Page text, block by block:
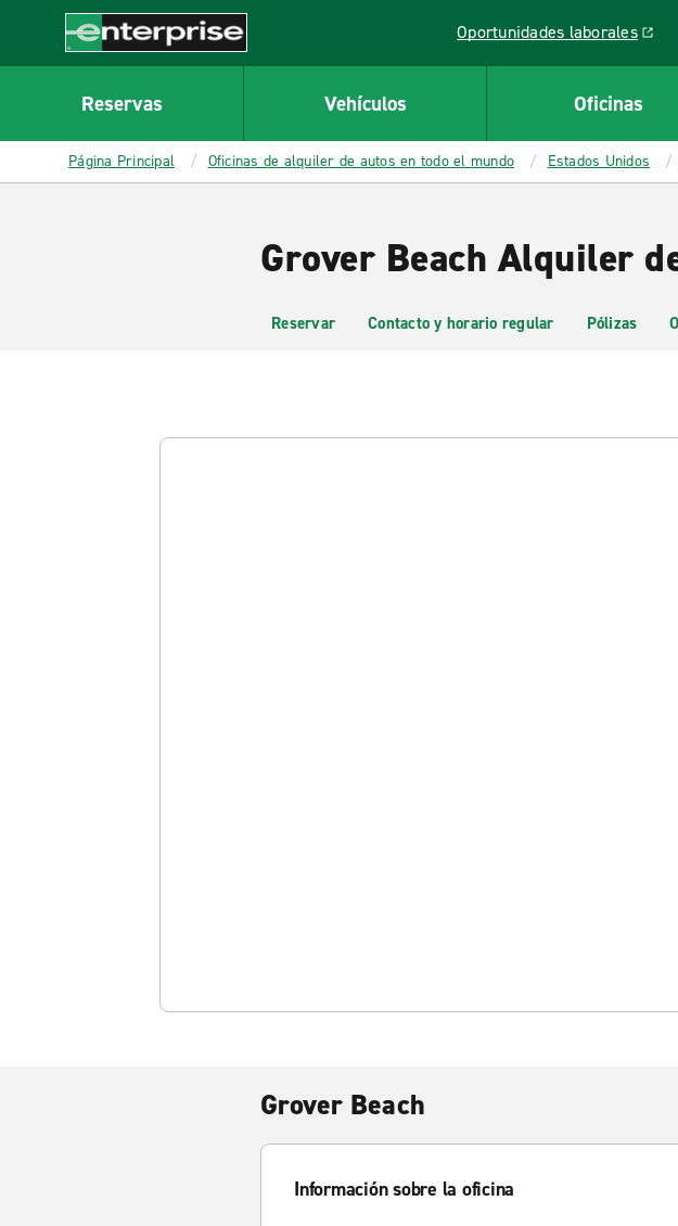
CONTENT
Enterprise
Oportunidades laborales
Link opens in a new window
Reservas Vehículos Oficinas
Página Principal Oficinas de alquiler de autos en todo el mundo Estados Unidos
Grover Beach Alquiler
Reservar Contacto y horario regular Pólizas
Grover Beach
Información sobre la oficina